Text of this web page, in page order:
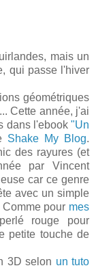
mais un
qui passe l'hiver
géométriques
Cette année, j'ai
dans l'ebook "Un
Shake My Blog.
des rayures (et
par Vincent
car ce genre
avec un simple
pour mes
rouge pour
petite touche de
3D selon un tuto